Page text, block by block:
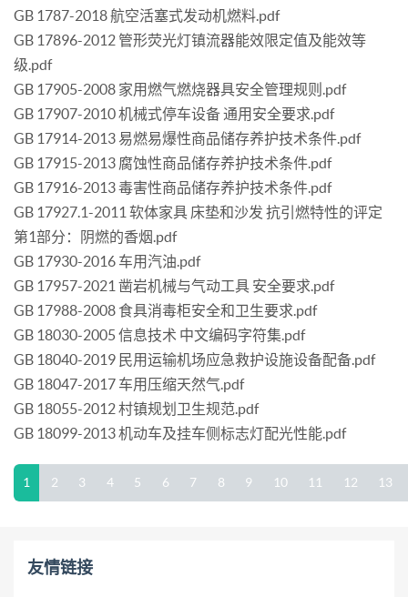
GB 1787-2018 航空活塞式发动机燃料.pdf
GB 17896-2012 管形荧光灯镇流器能效限定值及能效等
级.pdf
GB 17905-2008 家用燃气燃烧器具安全管理规则.pdf
GB 17907-2010 机械式停车设备 通用安全要求.pdf
GB 17914-2013 易燃易爆性商品储存养护技术条件.pdf
GB 17915-2013 腐蚀性商品储存养护技术条件.pdf
GB 17916-2013 毒害性商品储存养护技术条件.pdf
GB 17927.1-2011 软体家具 床垫和沙发 抗引燃特性的评定
第1部分：阴燃的香烟.pdf
GB 17930-2016 车用汽油.pdf
GB 17957-2021 凿岩机械与气动工具 安全要求.pdf
GB 17988-2008 食具消毒柜安全和卫生要求.pdf
GB 18030-2005 信息技术 中文编码字符集.pdf
GB 18040-2019 民用运输机场应急救护设施设备配备.pdf
GB 18047-2017 车用压缩天然气.pdf
GB 18055-2012 村镇规划卫生规范.pdf
GB 18099-2013 机动车及挂车侧标志灯配光性能.pdf
1 2 3 4 5 6 7 8 9 10 11 12 13
友情链接